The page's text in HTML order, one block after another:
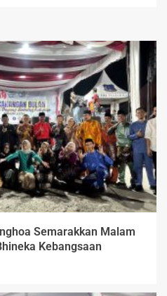
Semarakkan Malam
Kebangsaan